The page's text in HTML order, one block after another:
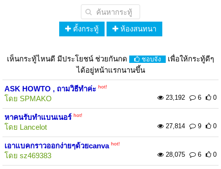
ตั้งกระทู้ ห้องสนทนา
เห็นกระทู้ไหนดี มีประโยชน์ ช่วยกันกด ชอบจัง
เพื่อให้กระทู้ดีๆ
ได้อยู่หน้าแรกนานขึ้น
ASK HOWTO , ถามวิธีทำค่ะ hot!
โดย SPMAKO 23,192 6 0
หาคนรับทำแบนเนอร์ hot!
โดย Lancelot 27,814 9 0
เอาแบคกราวออกง่ายๆด้วยcanva hot!
โดย sz469383 28,075 6 0